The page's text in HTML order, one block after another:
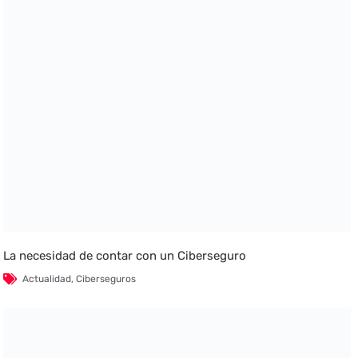
La necesidad de contar con un Ciberseguro
Actualidad,Ciberseguros